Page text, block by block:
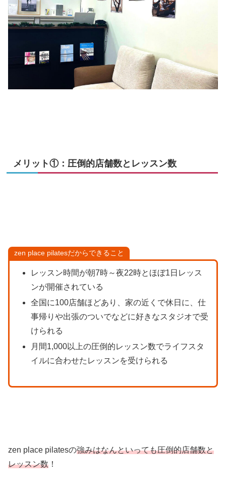
メリット①：圧倒的店舗数とレッスン数
zen place pilatesだからできること
レッスン時間が朝7時～夜22時とほぼ1日レッス
ンが開催されている
全国に100店舗ほどあり、家の近くで休日に、仕
事帰りや出張のついでなどに好きなスタジオで受
けられる
月間1,000以上の圧倒的レッスン数でライフスタ
イルに合わせたレッスンを受けられる
zen place pilatesの強みはなんといっても圧倒的店舗数と
レッスン数 ！